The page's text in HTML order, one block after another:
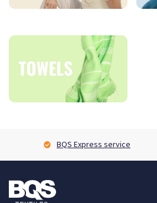
BQS Express service